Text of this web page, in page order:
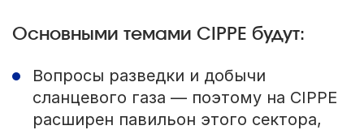
Основными темами CIPPE будут:
Вопросы разведки и добычи
сланцевого газа — поэтому на CIPPE
расширен павильон этого сектора,